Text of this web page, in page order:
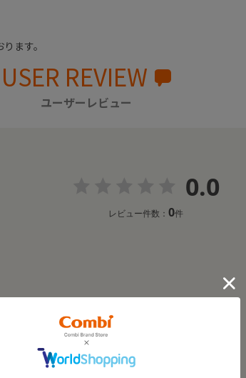
ます。
USER REVIEW
ユーザーレビュー
0.0
レビュー件数： 0件
レビューはありません。